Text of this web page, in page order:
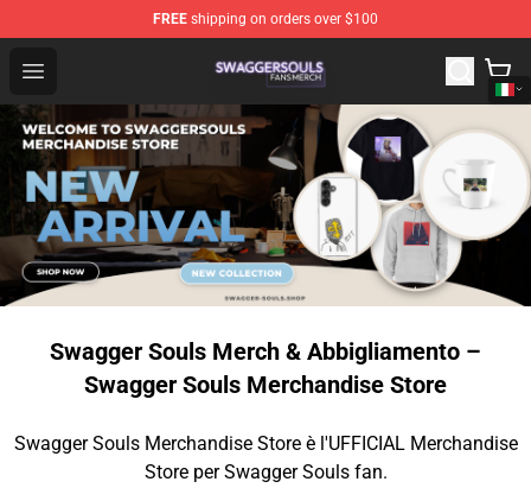
FREE shipping on orders over $100
Open menu
Swagger Souls Shop - Official Swagger Souls
Swagger Souls Merch & Abbigliamento –
Swagger Souls Merchandise Store
Swagger Souls Merchandise Store è l'UFFICIAL Merchandise
Store per Swagger Souls fan.